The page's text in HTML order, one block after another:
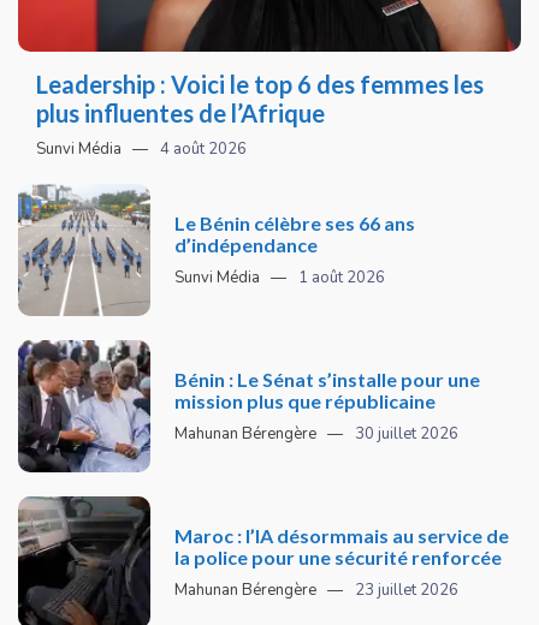
Leadership : Voici le top 6 des femmes les
plus influentes de l’Afrique
Sunvi Média 4 août 2026
Le Bénin célèbre ses 66 ans
d’indépendance
Sunvi Média 1 août 2026
Bénin : Le Sénat s’installe pour une
mission plus que républicaine
Mahunan Bérengère 30 juillet 2026
Maroc : l’IA désormmais au service de
la police pour une sécurité renforcée
Mahunan Bérengère 23 juillet 2026